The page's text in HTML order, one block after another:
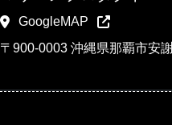
GoogleMAP
〒900-0003 沖縄県那覇市安